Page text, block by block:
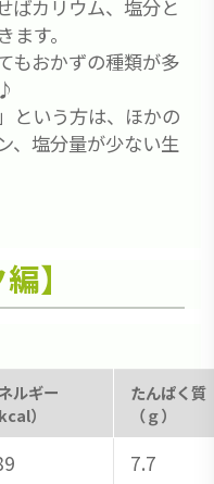
ばカリウム、塩分と
す。
もおかずの種類が多
という方は、ほかの
、塩分量が少ない生
】
ルギー
kcal）
たんぱく質
（ｇ）
7.7